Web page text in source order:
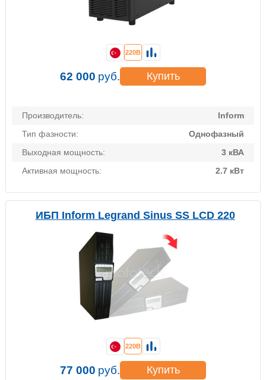
Производитель:
Inform
Тип фазности:
Однофазный
Выходная мощность:
3 кВА
Активная мощность:
2.7 кВт
220В
62 000 руб. Купить
ИБП Inform Legrand Sinus SS LCD 220
220В
77 000 руб. Купить